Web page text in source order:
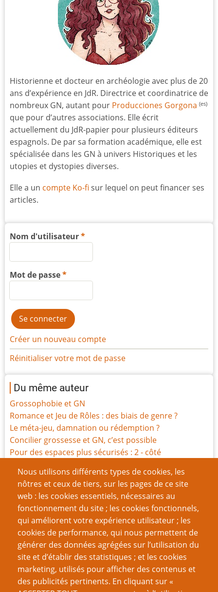
Nous utilisons différents types de cookies, les
nôtres et ceux de tiers, sur les pages de ce site
web : les cookies essentiels, nécessaires au
fonctionnement du site ; les cookies fonctionnels,
qui améliorent votre expérience utilisateur ; les
cookies de performance, qui nous permettent de
générer des données agrégées sur l’utilisation du
site et d’établir des statistiques ; et les cookies
marketing, utilisés pour afficher des contenus et
des publicités pertinents. En cliquant sur «
Historienne et docteur en archéologie avec plus de 20
ans d’expérience en JdR. Directrice et coordinatrice de
nombreux GN, autant pour Producciones Gorgona (es)
que pour d’autres associations. Elle écrit
actuellement du JdR-papier pour plusieurs éditeurs
espagnols. De par sa formation académique, elle est
spécialisée dans les GN à univers Historiques et les
utopies et dystopies diverses.
Elle a un compte Ko-fi sur lequel on peut financer ses
articles.
Nom d'utilisateur
Mot de passe
Créer un nouveau compte
Réinitialiser votre mot de passe
Du même auteur
Grossophobie et GN
Romance et Jeu de Rôles : des biais de genre ?
Le méta-jeu, damnation ou rédemption ?
Concilier grossesse et GN, c’est possible
Pour des espaces plus sécurisés : 2 - côté
Pour des espaces plus sécurisés : 1 - côté participante
Laissez-vous porter par le jeu
La Salle sensorielle
Répertoire des Outils de sécurité émotionnelle
Le bleed, un va-et-vient émotionnel
Pagination 1
Page
suivante
››
VOUS AIMEREZ AUSSI